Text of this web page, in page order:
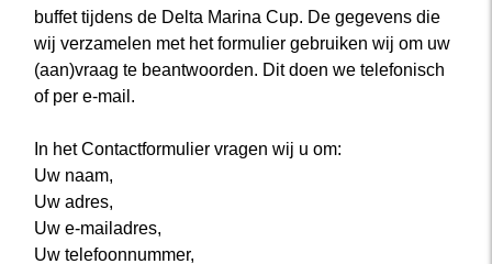
buffet tijdens de Delta Marina Cup. De gegevens die
wij verzamelen met het formulier gebruiken wij om uw
(aan)vraag te beantwoorden. Dit doen we telefonisch
of per e-mail.
In het Contactformulier vragen wij u om:
Uw naam,
Uw adres,
Uw e-mailadres,
Uw telefoonnummer,